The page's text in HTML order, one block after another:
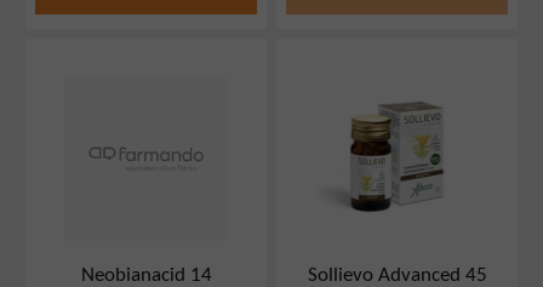
Neobianacid 14
Sollievo Advanced 45